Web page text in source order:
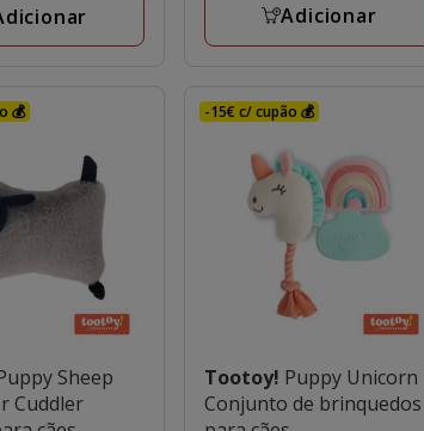
Adicionar
💰
Sheep
Cuddler
-15€ c/ cupão 💰
Tootoy! Puppy Unicorn
Conjunto de brinquedos